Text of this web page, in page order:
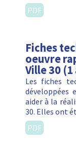
PDF
Fiches
oeuvre
Ville 30 (1
Les fiches
développées
aider à la
30. Elles ont
PDF